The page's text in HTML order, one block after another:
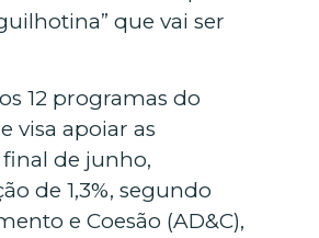
que vai ser
12 programas do
visa apoiar as
final de junho,
de 1,3%, segundo
e Coesão (AD&C),